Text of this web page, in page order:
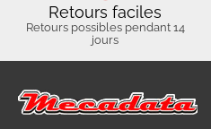
Retours faciles
Retours possibles pendant 14
jours